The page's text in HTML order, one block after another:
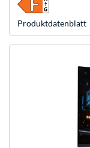
Produkt­datenblatt